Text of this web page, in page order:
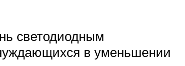
светодиодным
в уменьшении